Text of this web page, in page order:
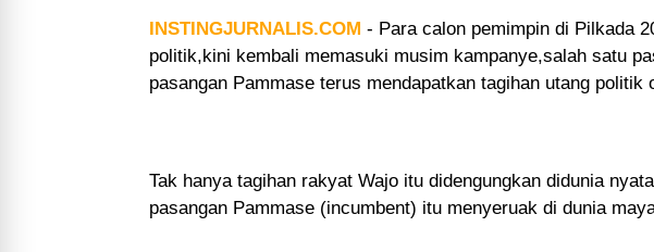
INSTINGJURNALIS.COM - Para calon pemimpin di Pilkada
politik,kini kembali memasuki musim kampanye,salah satu
pasangan Pammase terus mendapatkan tagihan utang politik
Tak hanya tagihan rakyat Wajo itu didengungkan didunia
pasangan Pammase (incumbent) itu menyeruak di dunia